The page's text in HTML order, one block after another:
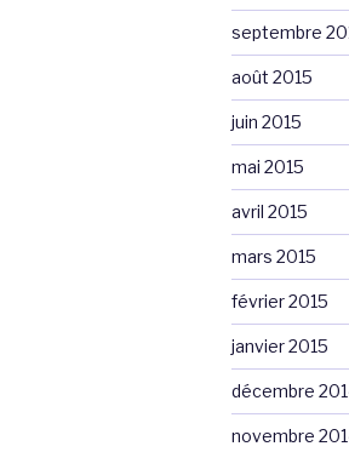
septembre
août 2015
juin 2015
mai 2015
avril 2015
mars 2015
février 2015
janvier 2015
décembre
novembre